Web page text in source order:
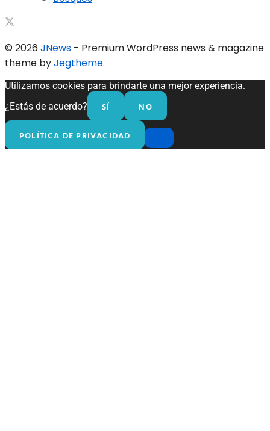
© 2026 JNews - Premium WordPress news & magazine
theme byJegtheme.
Utilizamos cookies para brindarte una mejor experiencia.
¿Estás de acuerdo?
SÍ NO
POLÍTICA DE PRIVACIDAD